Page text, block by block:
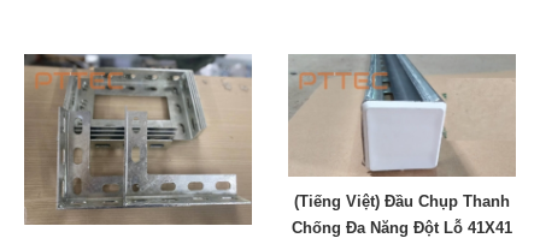
(Tiếng Việt) Đầu Chụp Thanh
Chống Đa Năng Đột Lỗ 41X41